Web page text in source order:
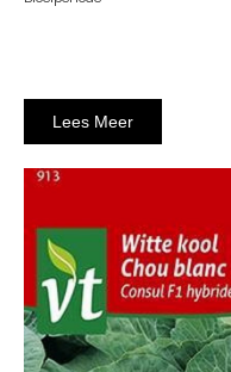
Lees Meer